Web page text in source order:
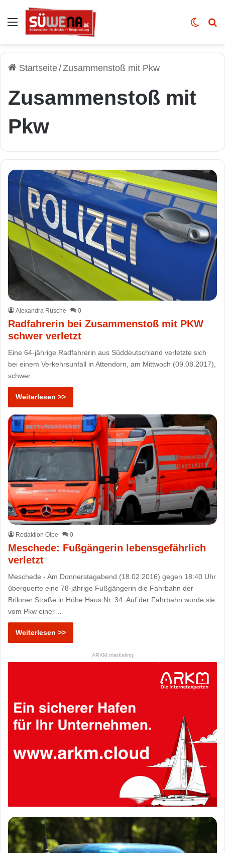
Auswahl Skin
Startseite/Zusammenstoß mit Pkw
Zusammenstoß mit
Pkw
Alexandra Rüsche 0
Radfahrerin bei Zusammenstoß mit PKW
schwer verletzt
Eine 64-jährige Radfahrerin aus Süddeutschland verletzte sich
bei einem Verkehrsunfall in Attendorn, am Mittwoch (09.08.2017),
schwer.
Weiterlesen >>
Redaktion Olpe 0
Meschede: Fußgängerin lebensgefährlich
verletzt
Meschede - Am Donnerstagabend (18.02.2016) gegen 18:40 Uhr
überquerte eine 78-jährige Fußgängerin die Fahrbahn der
Briloner Straße in Höhe Haus Nr. 34. Auf der Fahrbahn wurde sie
vom Pkw einer…
Weiterlesen >>
ARKM.marketing